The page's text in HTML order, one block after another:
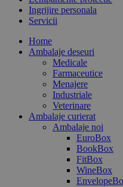
Ingrijire personala
Servicii
Home
Ambalaje deseuri
Medicale
Farmaceutice
Menajere
Industriale
Veterinare
Ambalaje curierat
Ambalaje noi
EuroBox
BookBox
FitBox
WineBox